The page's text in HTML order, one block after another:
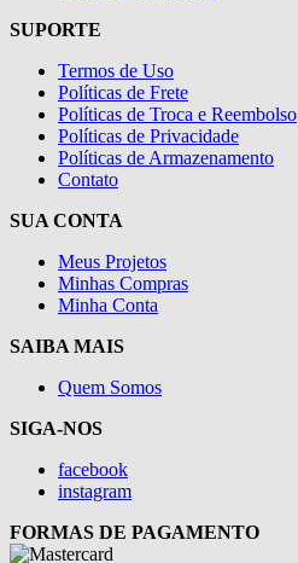
SUPORTE
Termos de Uso
Políticas de Frete
Políticas de Troca e Reembolso
Políticas de Privacidade
Políticas de Armazenamento
Contato
SUA CONTA
Meus Projetos
Minhas Compras
Minha Conta
SAIBA MAIS
Quem Somos
SIGA-NOS
facebook
instagram
FORMAS DE PAGAMENTO